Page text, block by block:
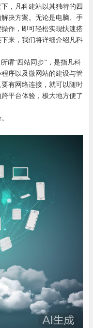
，凡科建站以其独特的四
决方案。无论是电脑、手
作，即可轻松实现快速搭
来，我们将详细介绍凡科
谓“四站同步”，是指凡科
序以及微网站的建设与管
有网络连接，就可以随时
平台体验，极大地方便了